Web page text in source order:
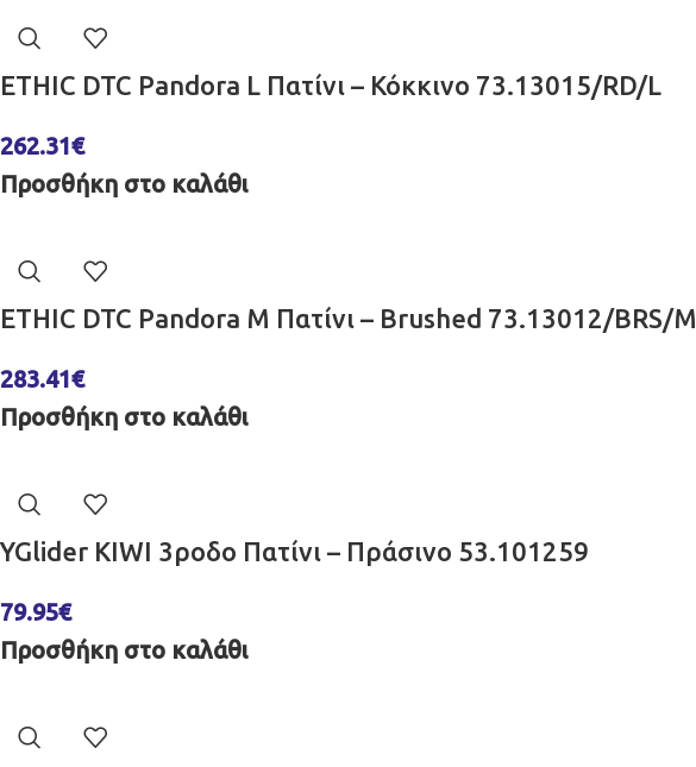
ETHIC DTC Pandora L Πατίνι – Κόκκινο 73.13015/RD/L
262.31€
Προσθήκη στο καλάθι
ETHIC DTC Pandora M Πατίνι – Brushed 73.13012/BRS/M
283.41€
Προσθήκη στο καλάθι
YGlider KIWI 3ροδο Πατίνι – Πράσινο 53.101259
79.95€
Προσθήκη στο καλάθι